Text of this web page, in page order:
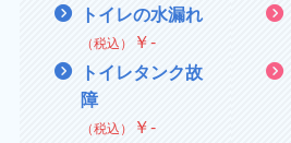
トイレの水漏れ
（税込） ￥‐
トイレタンク故
障
（税込） ￥‐